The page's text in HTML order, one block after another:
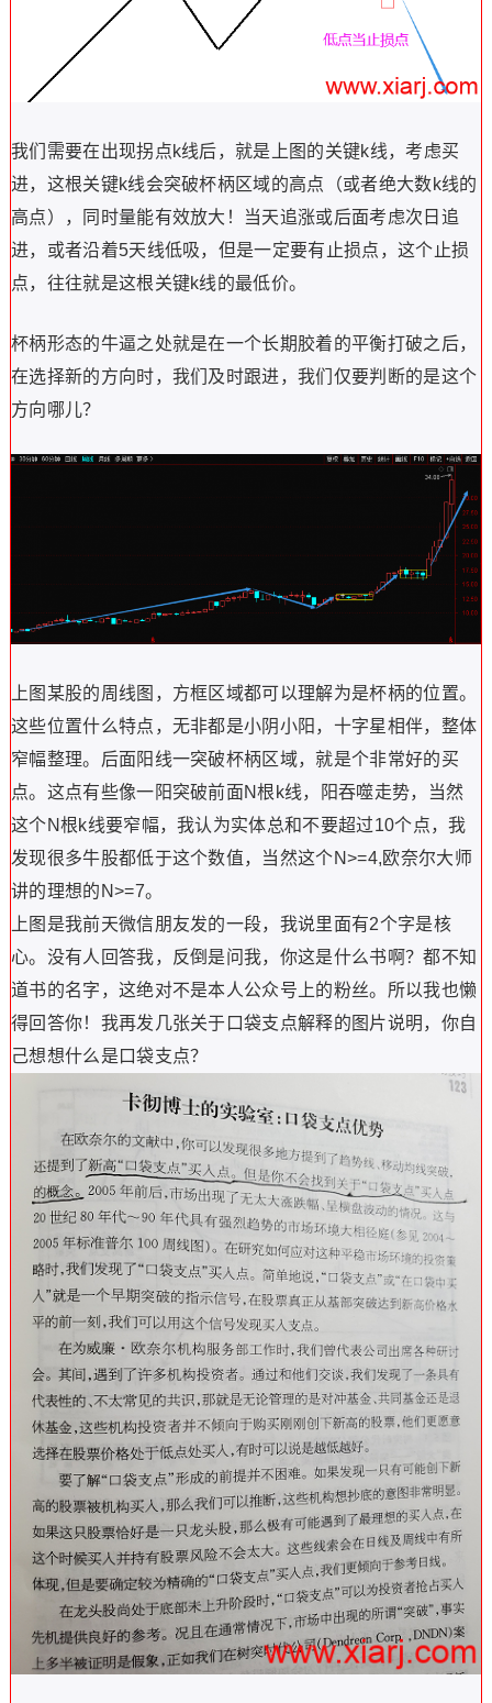
我们需要在出现拐点k线后，就是上图的关键k线，考虑买
进，这根关键k线会突破杯柄区域的高点（或者绝大数k线的
高点），同时量能有效放大！当天追涨或后面考虑次日追
进，或者沿着5天线低吸，但是一定要有止损点，这个止损
点，往往就是这根关键k线的最低价。
杯柄形态的牛逼之处就是在一个长期胶着的平衡打破之后，
在选择新的方向时，我们及时跟进，我们仅要判断的是这个
方向哪儿？
上图某股的周线图，方框区域都可以理解为是杯柄的位置。
这些位置什么特点，无非都是小阴小阳，十字星相伴，整体
窄幅整理。后面阳线一突破杯柄区域，就是个非常好的买
点。这点有些像一阳突破前面N根k线，阳吞噬走势，当然
这个N根k线要窄幅，我认为实体总和不要超过10个点，我
发现很多牛股都低于这个数值，当然这个N>=4,欧奈尔大师
讲的理想的N>=7。
上图是我前天微信朋友发的一段，我说里面有2个字是核
心。没有人回答我，反倒是问我，你这是什么书啊？都不知
道书的名字，这绝对不是本人公众号上的粉丝。所以我也懒
得回答你！我再发几张关于口袋支点解释的图片说明，你自
己想想什么是口袋支点？